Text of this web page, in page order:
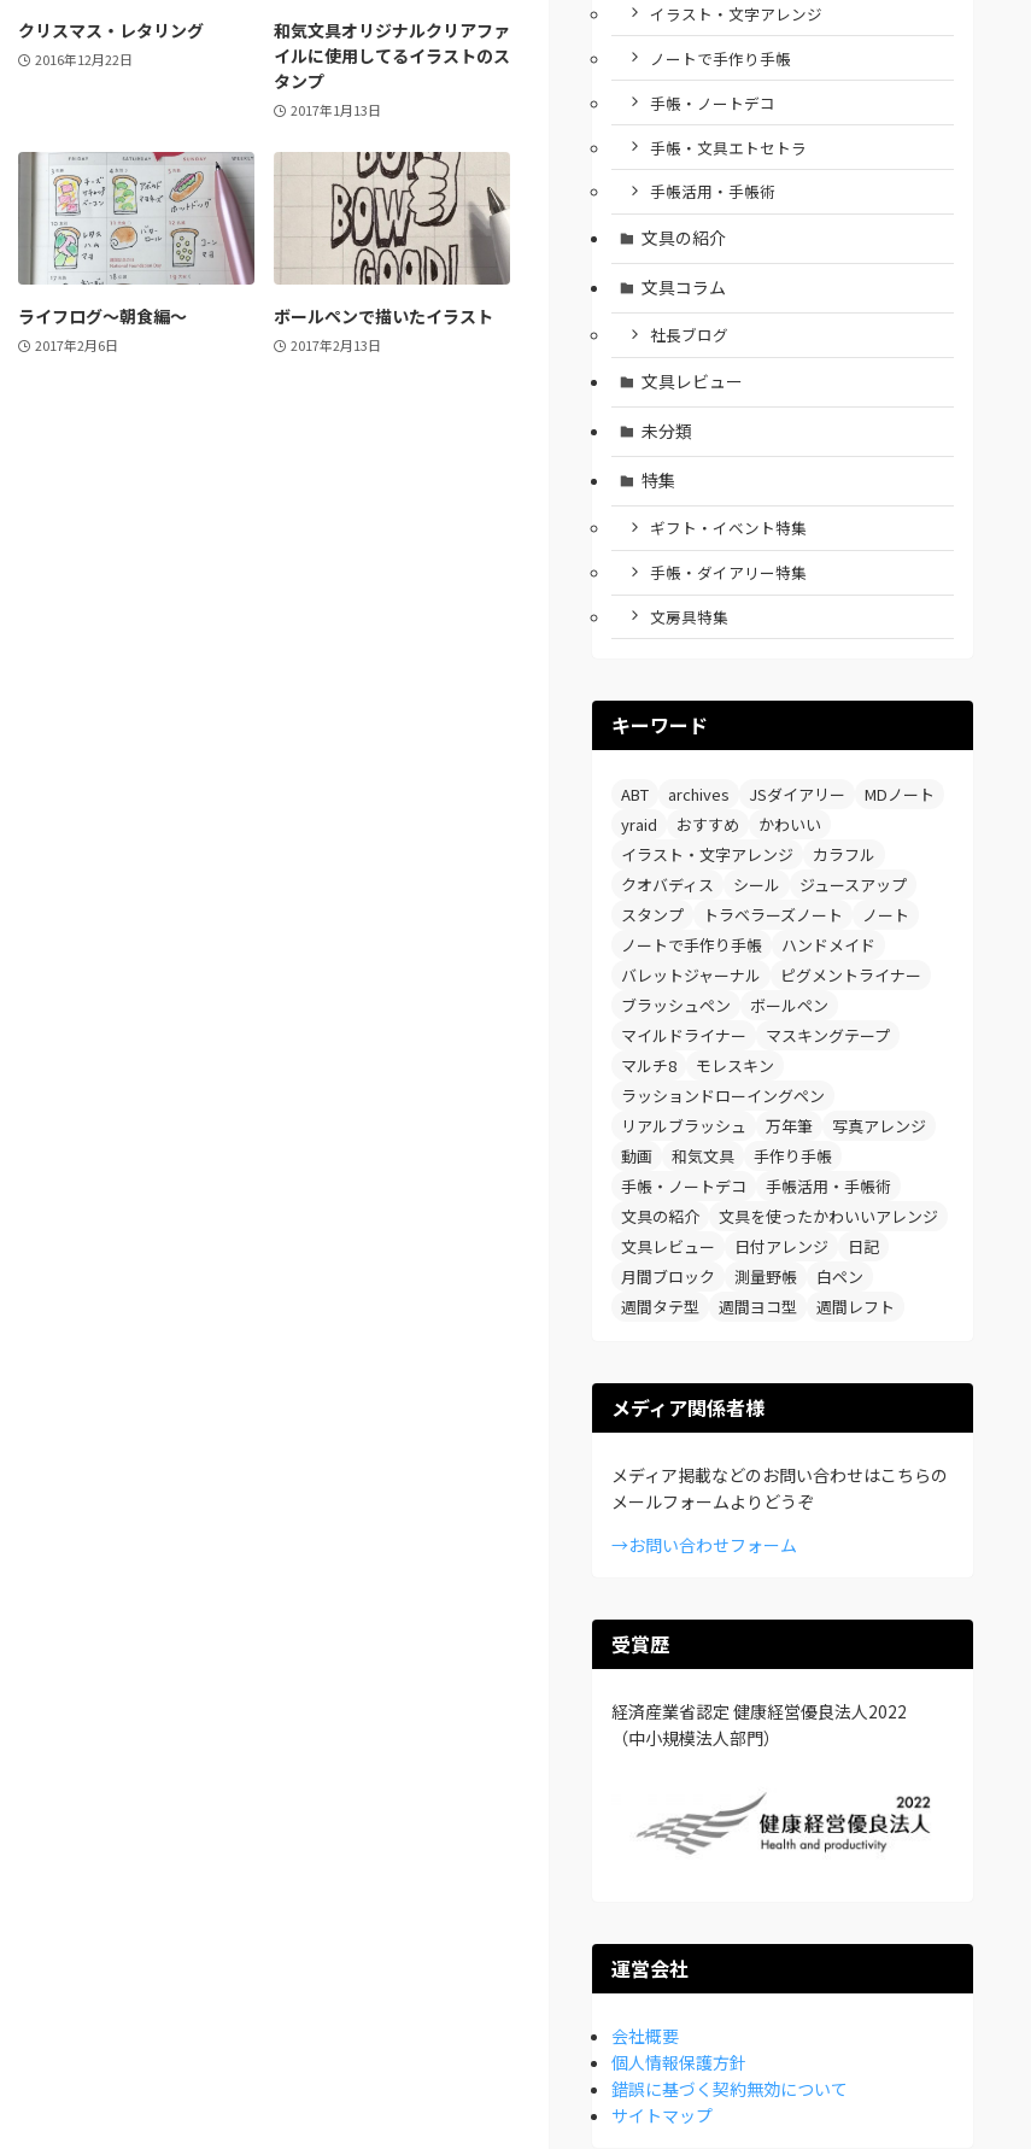
クリスマス・レタリング
2016年12月22日
和気文具オリジナルクリアファ
イルに使用してるイラストのス
タンプ
2017年1月13日
ライフログ～朝食編～
2017年2月6日
ボールペンで描いたイラスト
2017年2月13日
イラスト・文字アレンジ
ノートで手作り手帳
手帳・ノートデコ
手帳・文具エトセトラ
手帳活用・手帳術
文具の紹介
文具コラム
社長ブログ
文具レビュー
未分類
特集
ギフト・イベント特集
手帳・ダイアリー特集
文房具特集
キーワード
ABT archives JSダイアリー
MDノート
yraid
おすすめ
かわいい
イラスト・文字アレンジ
カラフル
クオバディス
シール
ジュースアップ
スタンプ
トラベラーズノート
ノート
ノートで手作り手帳
ハンドメイド
バレットジャーナル
ピグメントライナー
ブラッシュペン
ボールペン
マイルドライナー
マスキングテープ
マルチ8
モレスキン
ラッションドローイングペン
リアルブラッシュ
万年筆
写真アレンジ
動画
和気文具
手作り手帳
手帳・ノートデコ
手帳活用・手帳術
文具の紹介
文具を使ったかわいいアレンジ
文具レビュー
日付アレンジ
日記
月間ブロック
測量野帳
白ペン
週間タテ型
週間ヨコ型 週間レフト
メディア関係者様
メディア掲載などのお問い合わせはこちらの
メールフォームよりどうぞ
→お問い合わせフォーム
受賞歴
経済産業省認定 健康経営優良法人2022
（中小規模法人部門）
運営会社
会社概要
個人情報保護方針
錯誤に基づく契約無効について
サイトマップ